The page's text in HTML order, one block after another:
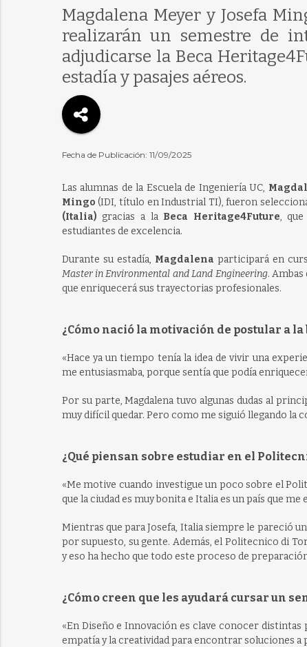
Magdalena Meyer y Josefa
realizarán un semestre de
adjudicarse la Beca
estadía y pasajes aéreos.
Fecha de Publicación: 11/09/2025
Las alumnas de la Escuela de Ingeniería UC,
Mingo (IDI, título en Industrial TI), fueron
(Italia) gracias a la Beca Heritage4Future,
estudiantes de excelencia.
Durante su estadía, Magdalena participará en
Master in Environmental and Land Engineering.
que enriquecerá sus trayectorias profesionales.
¿Cómo nació la motivación de postular a
«Hace ya un tiempo tenía la idea de vivir una
me entusiasmaba, porque sentía que podía
Por su parte, Magdalena tuvo algunas dudas al
muy difícil quedar. Pero como me siguió llegando la
¿Qué piensan sobre estudiar en el
«Me motive cuando investigue un poco sobre el
que la ciudad es muy bonita e Italia es un país que
Mientras que para Josefa, Italia siempre le pareció
por supuesto, su gente. Además, el Politecnico di
y eso ha hecho que todo este proceso de
¿Cómo creen que les ayudará cursar un
«En Diseño e Innovación es clave conocer distintas
empatía y la creatividad para encontrar soluciones a